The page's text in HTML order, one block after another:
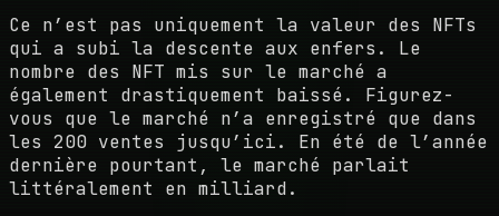
Ce n’est pas uniquement la valeur des NFTs
qui a subi la descente aux enfers. Le
nombre des NFT mis sur le marché a
également drastiquement baissé. Figurez-
vous que le marché n’a enregistré que dans
les 200 ventes jusqu’ici. En été de l’année
dernière pourtant, le marché parlait
littéralement en milliard.